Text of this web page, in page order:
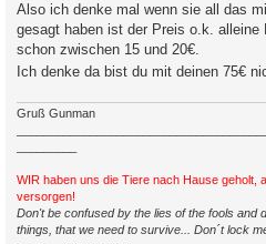
t
r
a
g
Also ich denke mal wenn sie all das
gesagt haben ist der Preis o.k.
schon zwischen 15 und 20€.
Ich denke da bist du mit deinen 75€
Gruß Gunman
WIR haben uns die Tiere nach Hause geholt,
versorgen!
Don't be confused by the lies of the fools and
things, that we need to survive... Don´t lock